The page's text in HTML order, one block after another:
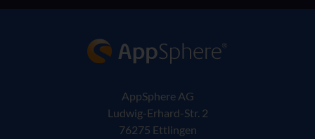
AppSphere IT-Lösungsanbieter
AppSphere AG
Ludwig-Erhard-Str. 2
76275 Ettlingen